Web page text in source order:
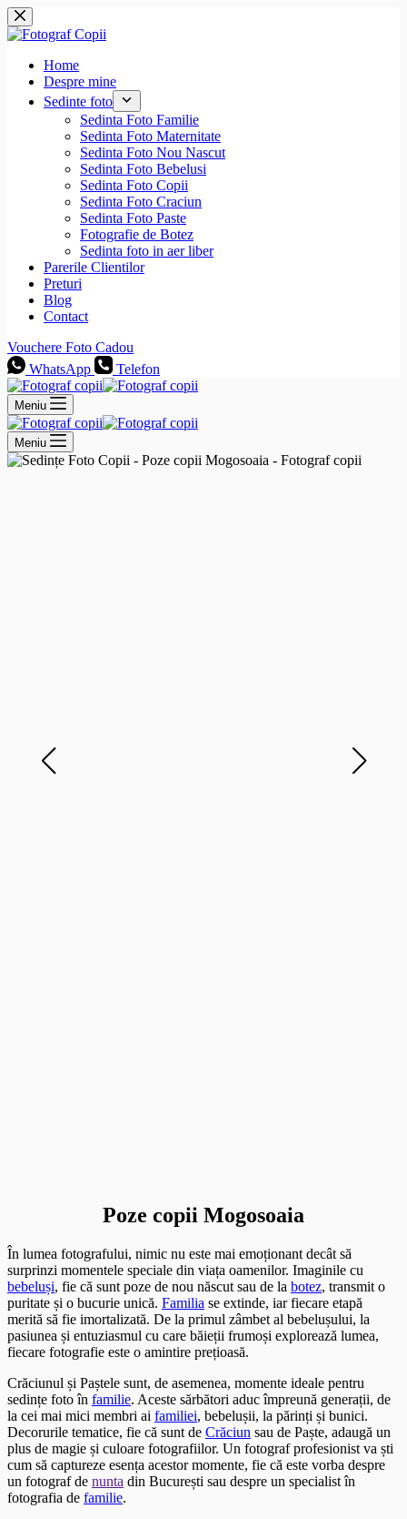
Sari
la
conținut
Home
Despre mine
Sedinte foto
Sedinta Foto Familie
Sedinta Foto Maternitate
Sedinta Foto Nou Nascut
Sedinta Foto Bebelusi
Sedinta Foto Copii
Sedinta Foto Craciun
Sedinta Foto Paste
Fotografie de Botez
Sedinta foto in aer liber
Parerile Clientilor
Preturi
Blog
Contact
Vouchere Foto Cadou
WhatsApp
Telefon
Meniu
Meniu
Poze copii Mogosoaia
În lumea fotografului, nimic nu este mai emoționant decât să
surprinzi momentele speciale din viața oamenilor. Imaginile cu
bebeluși, fie că sunt poze de nou născut sau de la botez, transmit o
puritate și o bucurie unică. Familia se extinde, iar fiecare etapă
merită să fie imortalizată. De la primul zâmbet al bebelușului, la
pasiunea și entuziasmul cu care băieții frumoși explorează lumea,
fiecare fotografie este o amintire prețioasă.
Crăciunul și Paștele sunt, de asemenea, momente ideale pentru
sedințe foto în familie. Aceste sărbători aduc împreună generații, de
la cei mai mici membri ai familiei, bebelușii, la părinți și bunici.
Decorurile tematice, fie că sunt de Crăciun sau de Paște, adaugă un
plus de magie și culoare fotografiilor. Un fotograf profesionist va ști
cum să captureze esența acestor momente, fie că este vorba despre
un fotograf de nunta din București sau despre un specialist în
fotografia de familie.